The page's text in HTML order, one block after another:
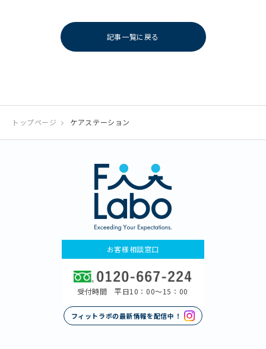
記事一覧に戻る
トップページ ケアステーション
お客様相談窓口
受付時間 平日10：00〜15：00
フィットラボの最新情報を配信中！